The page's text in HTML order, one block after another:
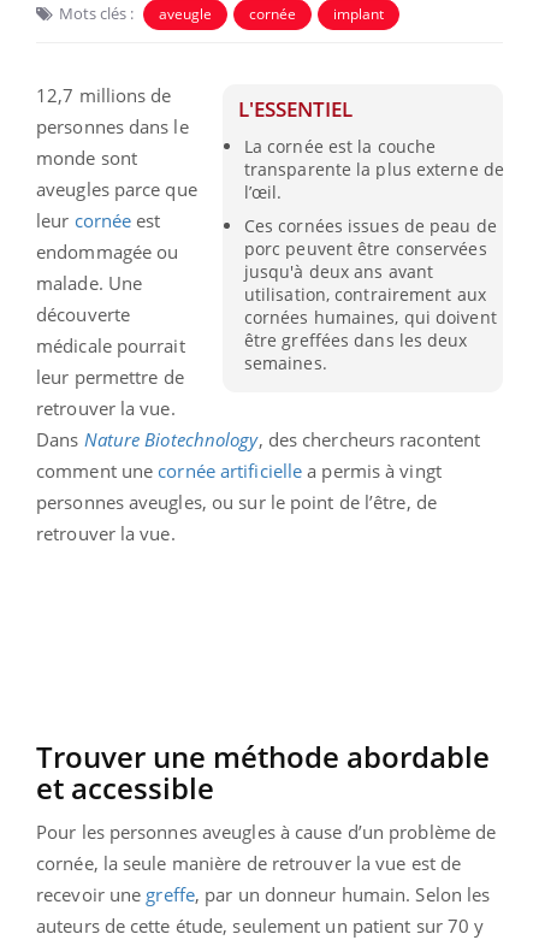
Mots clés : aveugle cornée implant
L'ESSENTIEL
La cornée est la couche
transparente la plus externe de
l’œil.
Ces cornées issues de peau de
porc peuvent être conservées
jusqu'à deux ans avant
utilisation, contrairement aux
cornées humaines, qui doivent
être greffées dans les deux
semaines.
12,7 millions de
personnes dans le
monde sont
aveugles parce que
leur cornée est
endommagée ou
malade. Une
découverte
médicale pourrait
leur permettre de
retrouver la vue.
Dans Nature Biotechnology, des chercheurs racontent
comment une cornée artificielle a permis à vingt
personnes aveugles, ou sur le point de l’être, de
retrouver la vue.
Trouver une méthode abordable
et accessible
Pour les personnes aveugles à cause d’un problème de
cornée, la seule manière de retrouver la vue est de
recevoir une greffe, par un donneur humain. Selon les
auteurs de cette étude, seulement un patient sur 70 y